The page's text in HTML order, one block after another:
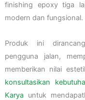
finishing epoxy tiga
modern dan fungsional.
Produk ini
pengguna jalan,
memberikan nilai
konsultasikan
Karya untuk